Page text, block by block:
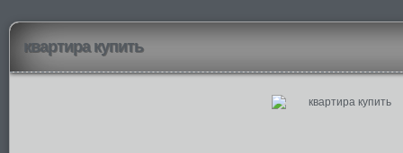
квартира купить